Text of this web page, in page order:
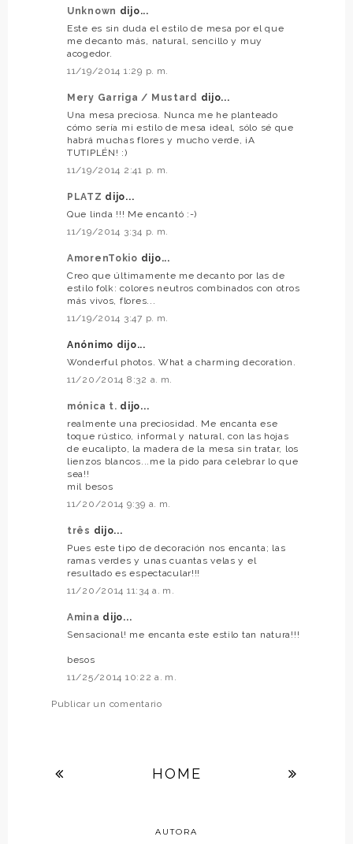
Unknown dijo...
Este es sin duda el estilo de mesa por el que
me decanto más, natural, sencillo y muy
acogedor.
11/19/2014 1:29 p. m.
Mery Garriga / Mustard dijo...
Una mesa preciosa. Nunca me he planteado
cómo sería mi estilo de mesa ideal, sólo sé que
habrá muchas flores y mucho verde, ¡A
TUTIPLÉN! :)
11/19/2014 2:41 p. m.
PLATZ dijo...
Que linda !!! Me encantó :-)
11/19/2014 3:34 p. m.
AmorenTokio dijo...
Creo que últimamente me decanto por las de
estilo folk: colores neutros combinados con otros
más vivos, flores...
11/19/2014 3:47 p. m.
Anónimo dijo...
Wonderful photos. What a charming decoration.
11/20/2014 8:32 a. m.
mónica t. dijo...
realmente una preciosidad. Me encanta ese
toque rústico, informal y natural, con las hojas
de eucalipto, la madera de la mesa sin tratar, los
lienzos blancos...me la pido para celebrar lo que
sea!!
mil besos
11/20/2014 9:39 a. m.
três dijo...
Pues este tipo de decoración nos encanta; las
ramas verdes y unas cuantas velas y el
resultado es espectacular!!!
11/20/2014 11:34 a. m.
Amina dijo...
Sensacional! me encanta este estilo tan natura!!!
besos
11/25/2014 10:22 a. m.
Publicar un comentario
HOME
AUTORA